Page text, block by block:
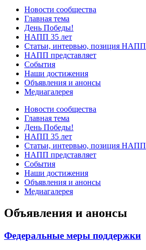
Новости сообщества
Главная тема
День Победы!
НАПП 35 лет
Статьи, интервью, позиция НАПП
НАПП представляет
События
Наши достижения
Объявления и анонсы
Медиагалерея
Новости сообщества
Главная тема
День Победы!
НАПП 35 лет
Статьи, интервью, позиция НАПП
НАПП представляет
События
Наши достижения
Объявления и анонсы
Медиагалерея
Объявления и анонсы
Федеральные меры поддержки